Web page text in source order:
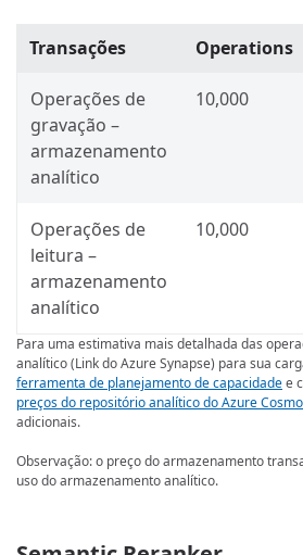
Transações Operations
Operações de
gravação –
armazenamento
analítico
10,000
Operações de
leitura –
armazenamento
analítico
10,000
Para uma estimativa mais detalhada das
analítico (Link do Azure Synapse) para sua
ferramenta de planejamento de capacidadee
preços do repositório analítico do Azure
adicionais.
Observação: o preço do armazenamento
uso do armazenamento analítico.